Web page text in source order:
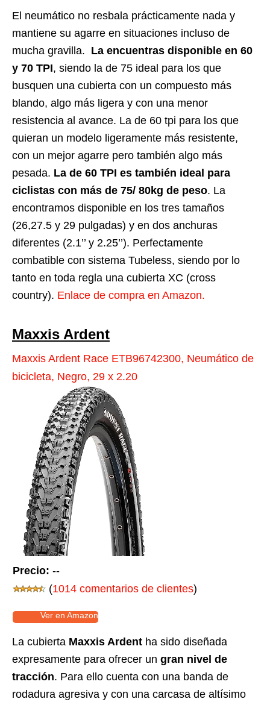
El neumático no resbala prácticamente nada y
mantiene su agarre en situaciones incluso de
mucha gravilla. La encuentras disponible en 60
y 70 TPI, siendo la de 75 ideal para los que
busquen una cubierta con un compuesto más
blando, algo más ligera y con una menor
resistencia al avance. La de 60 tpi para los que
quieran un modelo ligeramente más resistente,
con un mejor agarre pero también algo más
pesada. La de 60 TPI es también ideal para
ciclistas con más de 75/ 80kg de peso. La
encontramos disponible en los tres tamaños
(26,27.5 y 29 pulgadas) y en dos anchuras
diferentes (2.1’’ y 2.25’’). Perfectamente
combatible con sistema Tubeless, siendo por lo
tanto en toda regla una cubierta XC (cross
country). Enlace de compra en Amazon.
Maxxis Ardent
Maxxis Ardent Race ETB96742300, Neumático de
bicicleta, Negro, 29 x 2.20
Precio: --
(1014 comentarios de clientes)
Ver en Amazon
La cubierta Maxxis Ardent ha sido diseñada
expresamente para ofrecer un gran nivel de
tracción. Para ello cuenta con una banda de
rodadura agresiva y con una carcasa de altísimo